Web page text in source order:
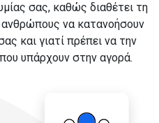
σας, καθώς διαθέτει τη
ανθρώπους να κατανοήσουν
και γιατί πρέπει να την
υπάρχουν στην αγορά.